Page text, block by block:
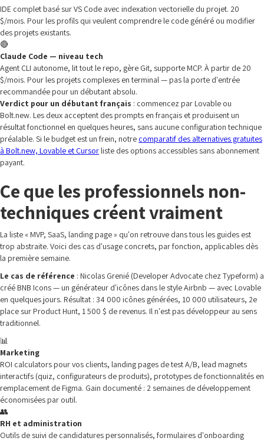
IDE complet basé sur VS Code avec indexation vectorielle du projet. 20
$/mois. Pour les profils qui veulent comprendre le code généré ou modifier
des projets existants.
🔴
Claude Code — niveau tech
Agent CLI autonome, lit tout le repo, gère Git, supporte MCP. À partir de 20
$/mois. Pour les projets complexes en terminal — pas la porte d'entrée
recommandée pour un débutant absolu.
Verdict pour un débutant français : commencez par Lovable ou
Bolt.new. Les deux acceptent des prompts en français et produisent un
résultat fonctionnel en quelques heures, sans aucune configuration technique
préalable. Si le budget est un frein, notre comparatif des alternatives gratuites
à Bolt.new, Lovable et Cursor liste des options accessibles sans abonnement
payant.
Ce que les professionnels non-
techniques créent vraiment
La liste « MVP, SaaS, landing page » qu'on retrouve dans tous les guides est
trop abstraite. Voici des cas d'usage concrets, par fonction, applicables dès
la première semaine.
Le cas de référence : Nicolas Grenié (Developer Advocate chez Typeform) a
créé BNB Icons — un générateur d'icônes dans le style Airbnb — avec Lovable
en quelques jours. Résultat : 34 000 icônes générées, 10 000 utilisateurs, 2e
place sur Product Hunt, 1 500 $ de revenus. Il n'est pas développeur au sens
traditionnel.
📊
Marketing
ROI calculators pour vos clients, landing pages de test A/B, lead magnets
interactifs (quiz, configurateurs de produits), prototypes de fonctionnalités en
remplacement de Figma. Gain documenté : 2 semaines de développement
économisées par outil.
👥
RH et administration
Outils de suivi de candidatures personnalisés, formulaires d'onboarding